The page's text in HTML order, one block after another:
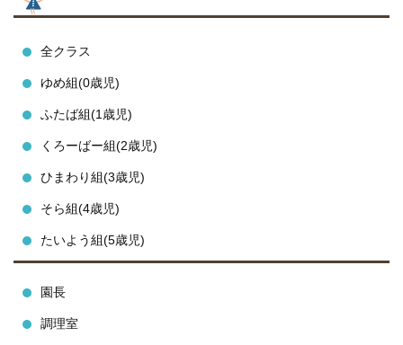
全クラス
ゆめ組(0歳児)
ふたば組(1歳児)
くろーばー組(2歳児)
ひまわり組(3歳児)
そら組(4歳児)
たいよう組(5歳児)
園長
調理室